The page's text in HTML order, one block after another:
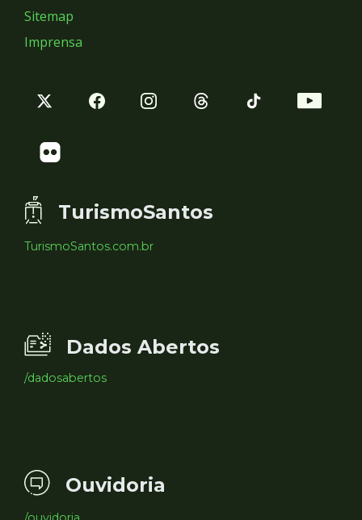
Sitemap
Imprensa
TurismoSantos
TurismoSantos.com.br
Dados Abertos
/dadosabertos
Ouvidoria